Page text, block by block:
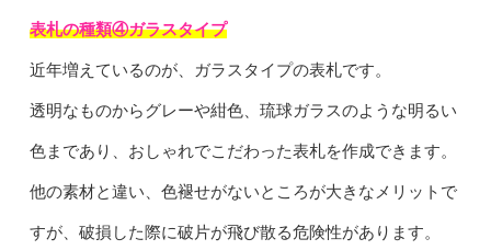
表札の種類④ガラスタイプ
近年増えているのが、ガラスタイプの表札です。
透明なものからグレーや紺色、琉球ガラスのような明るい
色まであり、おしゃれでこだわった表札を作成できます。
他の素材と違い、色褪せがないところが大きなメリットで
すが、破損した際に破片が飛び散る危険性があります。